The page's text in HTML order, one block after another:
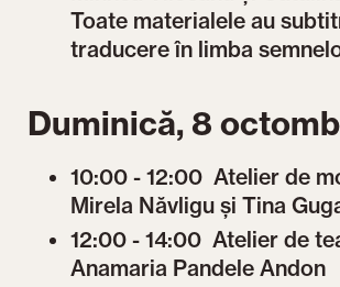
Toate materialele au
traducere în limba
Duminică, 8
10:00 - 12:00 Atelier de
Mirela Năvligu și Tina
12:00 - 14:00 Atelier de
Anamaria Pandele Andon